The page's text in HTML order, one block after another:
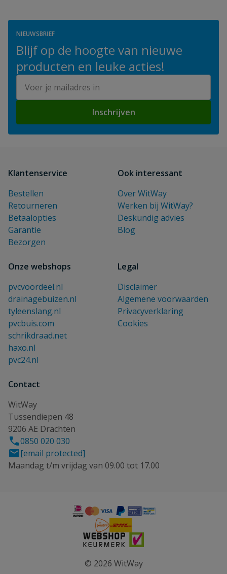
NIEUWSBRIEF
Blijf op de hoogte van nieuwe
producten en leuke acties!
Inschrijven
Klantenservice
Bestellen
Retourneren
Betaalopties
Garantie
Bezorgen
Ook interessant
Over WitWay
Werken bij WitWay?
Deskundig advies
Blog
Onze webshops
pvcvoordeel.nl
drainagebuizen.nl
tyleenslang.nl
pvcbuis.com
schrikdraad.net
haxo.nl
pvc24.nl
Legal
Disclaimer
Algemene voorwaarden
Privacyverklaring
Cookies
Contact
WitWay
Tussendiepen 48
9206 AE Drachten
0850 020 030
[email protected]
Maandag t/m vrijdag van 09.00 tot 17.00
© 2026 WitWay